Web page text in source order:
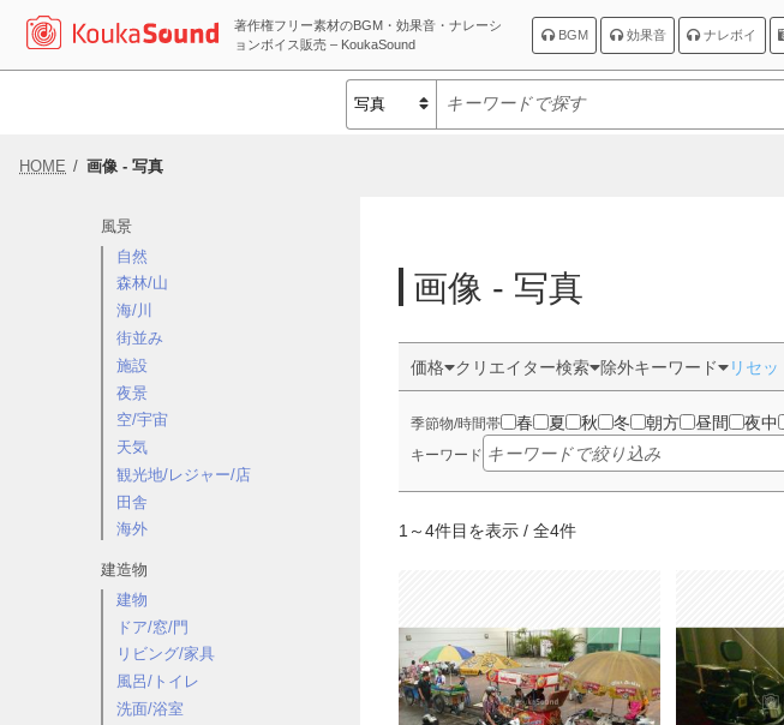
著作権フリー素材のBGM・効果音・ナレーシ
ョンボイス販売 – KoukaSound
BGM 効果音 ナレボイ
HOME 画像 - 写真
風景
自然
森林/山
海/川
街並み
施設
夜景
空/宇宙
天気
観光地/レジャー/店
田舎
海外
建造物
建物
ドア/窓/門
リビング/家具
風呂/トイレ
洗面/浴室
画像 - 写真
価格 クリエイター検索 除外キーワード リセッ
季節物/時間帯 春 夏 秋 冬 朝方 昼間 夜中
キーワード
1 ～4件目を表示 / 全4件